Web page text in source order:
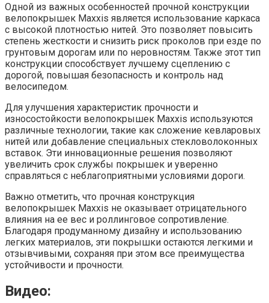
Одной из важных особенностей прочной конструкции
велопокрышек Maxxis является использование каркаса
с высокой плотностью нитей. Это позволяет повысить
степень жесткости и снизить риск проколов при езде по
грунтовым дорогам или по неровностям. Также этот тип
конструкции способствует лучшему сцеплению с
дорогой, повышая безопасность и контроль над
велосипедом.
Для улучшения характеристик прочности и
износостойкости велопокрышек Maxxis используются
различные технологии, такие как сложение кевларовых
нитей или добавление специальных стекловолоконных
вставок. Эти инновационные решения позволяют
увеличить срок службы покрышек и уверенно
справляться с неблагоприятными условиями дороги.
Важно отметить, что прочная конструкция
велопокрышек Maxxis не оказывает отрицательного
влияния на ее вес и роллинговое сопротивление.
Благодаря продуманному дизайну и использованию
легких материалов, эти покрышки остаются легкими и
отзывчивыми, сохраняя при этом все преимущества
устойчивости и прочности.
Видео: